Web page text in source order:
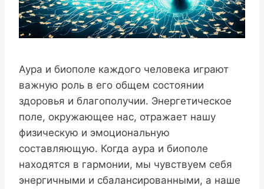
Аура и биополе каждого человека играют
важную роль в его общем состоянии
здоровья и благополучии. Энергетическое
поле, окружающее нас, отражает нашу
физическую и эмоциональную
составляющую. Когда аура и биополе
находятся в гармонии, мы чувствуем себя
энергичными и сбалансированными, а наше